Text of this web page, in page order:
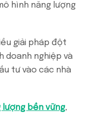
hình năng lượng
giải pháp đột
doanh nghiệp và
tư vào các nhà
lượng bền vững,